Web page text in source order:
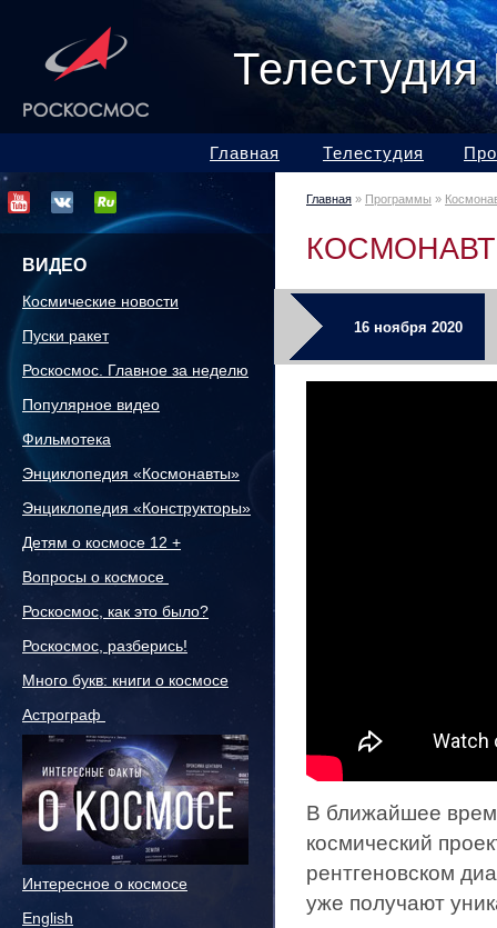
Главная Телестудия
ВИДЕО
Космические новости
Пуски ракет
Роскосмос. Главное за неделю
Популярное видео
Фильмотека
Энциклопедия «Космонавты»
Энциклопедия «Конструкторы»
Детям о космосе 12 +
Вопросы о космосе
Роскосмос, как это было?
Роскосмос, разберись!
Много букв: книги о космосе
Астрограф
Интересное о космосе
English
Главная » Программы »
16 ноября 2020
В ближайшее
космический
рентгеновском
уже получают